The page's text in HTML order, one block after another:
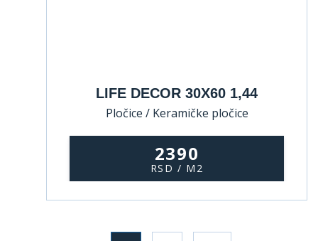
LIFE DECOR 30X60 1,44
Pločice / Keramičke pločice
2390
RSD / M2